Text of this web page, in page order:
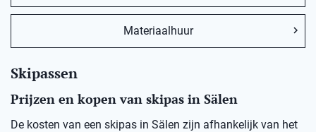
Materiaalhuur
Skipassen
Prijzen en kopen van skipas in Sälen
De kosten van een skipas in Sälen zijn afhankelijk van het